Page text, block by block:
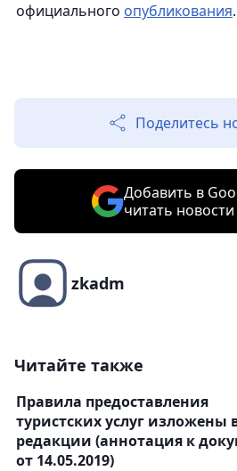
официального опубликования.
Поделитесь
Добавить в
читать
zkadm
Читайте также
Правила предоставления
туристских услуг изложены
редакции (аннотация к
от 14.05.2019)